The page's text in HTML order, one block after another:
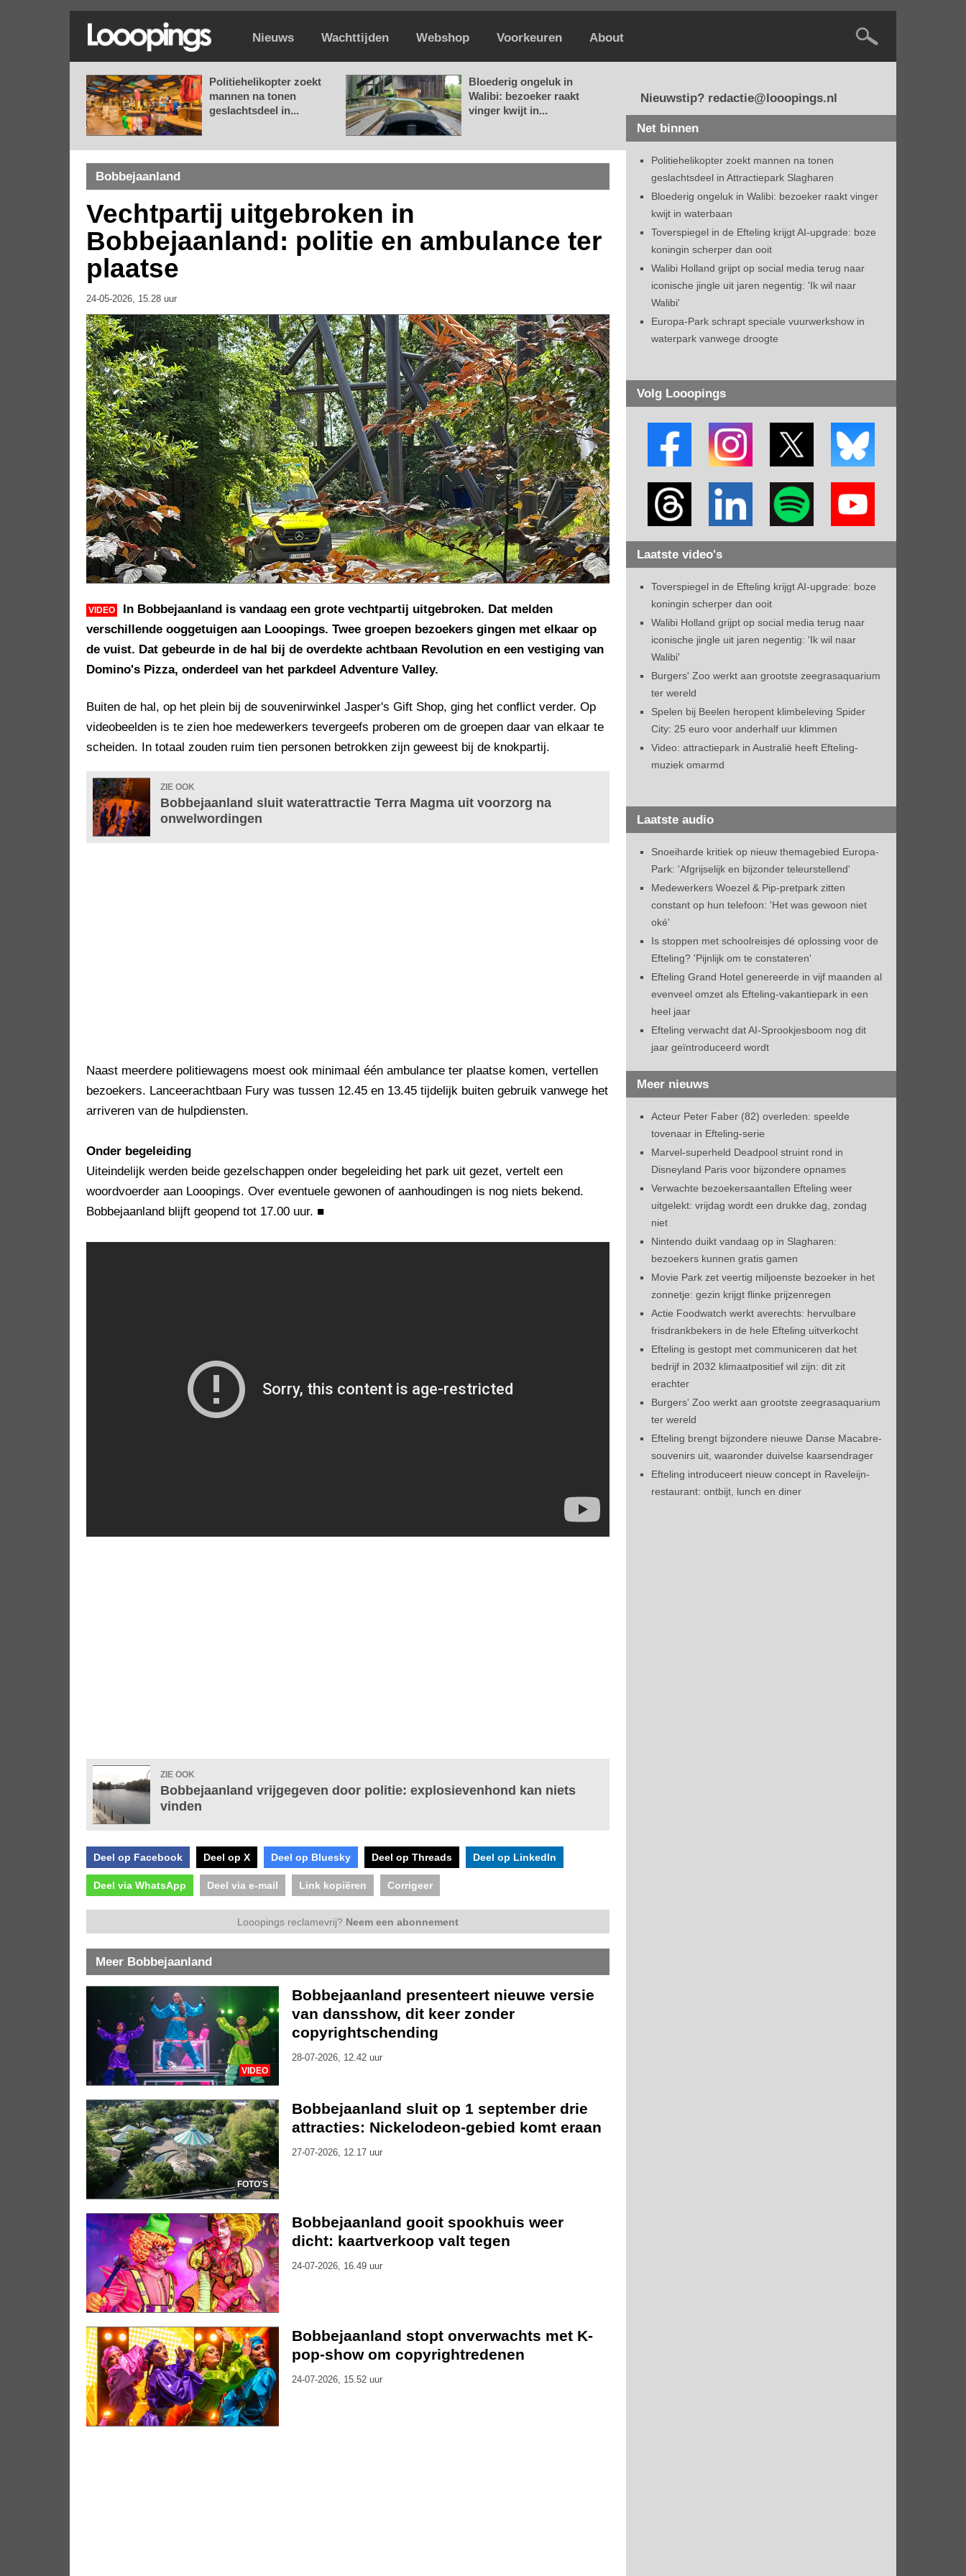
Nieuws Wachttijden Webshop Voorkeuren About
Politiehelikopter zoekt
mannen na tonen
geslachtsdeel in...
Bloederig ongeluk in
Walibi: bezoeker raakt
vinger kwijt in...
Bobbejaanland
Vechtpartij uitgebroken in
Bobbejaanland: politie en ambulance ter
plaatse
24-05-2026, 15.28 uur
VIDEO
In Bobbejaanland is vandaag een grote vechtpartij uitgebroken. Dat melden
verschillende ooggetuigen aan Looopings. Twee groepen bezoekers gingen met elkaar op
de vuist. Dat gebeurde in de hal bij de overdekte achtbaan Revolution en een vestiging van
Domino's Pizza, onderdeel van het parkdeel Adventure Valley.
Buiten de hal, op het plein bij de souvenirwinkel Jasper's Gift Shop, ging het conflict verder. Op
videobeelden is te zien hoe medewerkers tevergeefs proberen om de groepen daar van elkaar te
scheiden. In totaal zouden ruim tien personen betrokken zijn geweest bij de knokpartij.
ZIE OOK
Bobbejaanland sluit waterattractie Terra Magma uit voorzorg na
onwelwordingen
Naast meerdere politiewagens moest ook minimaal één ambulance ter plaatse komen, vertellen
bezoekers. Lanceerachtbaan Fury was tussen 12.45 en 13.45 tijdelijk buiten gebruik vanwege het
arriveren van de hulpdiensten.
Onder begeleiding
Uiteindelijk werden beide gezelschappen onder begeleiding het park uit gezet, vertelt een
woordvoerder aan Looopings. Over eventuele gewonen of aanhoudingen is nog niets bekend.
Bobbejaanland blijft geopend tot 17.00 uur. ■
ZIE OOK
Bobbejaanland vrijgegeven door politie: explosievenhond kan niets
vinden
Deel op Facebook Deel op X Deel op Bluesky Deel op Threads Deel op LinkedIn
Deel via WhatsApp Deel via e-mail Link kopiëren Corrigeer
Looopings reclamevrij? Neem een abonnement
Meer Bobbejaanland
VIDEO
Bobbejaanland presenteert nieuwe versie
van dansshow, dit keer zonder
copyrightschending
28-07-2026, 12.42 uur
FOTO'S
Bobbejaanland sluit op 1 september drie
attracties: Nickelodeon-gebied komt eraan
27-07-2026, 12.17 uur
Bobbejaanland gooit spookhuis weer
dicht: kaartverkoop valt tegen
24-07-2026, 16.49 uur
Bobbejaanland stopt onverwachts met K-
pop-show om copyrightredenen
24-07-2026, 15.52 uur
Nieuwstip? redactie@looopings.nl
Net binnen
Politiehelikopter zoekt mannen na tonen
geslachtsdeel in Attractiepark Slagharen
Bloederig ongeluk in Walibi: bezoeker raakt vinger
kwijt in waterbaan
Toverspiegel in de Efteling krijgt AI-upgrade: boze
koningin scherper dan ooit
Walibi Holland grijpt op social media terug naar
iconische jingle uit jaren negentig: 'Ik wil naar
Walibi'
Europa-Park schrapt speciale vuurwerkshow in
waterpark vanwege droogte
Volg Looopings
Laatste video's
Toverspiegel in de Efteling krijgt AI-upgrade: boze
koningin scherper dan ooit
Walibi Holland grijpt op social media terug naar
iconische jingle uit jaren negentig: 'Ik wil naar
Walibi'
Burgers' Zoo werkt aan grootste zeegrasaquarium
ter wereld
Spelen bij Beelen heropent klimbeleving Spider
City: 25 euro voor anderhalf uur klimmen
Video: attractiepark in Australië heeft Efteling-
muziek omarmd
Laatste audio
Snoeiharde kritiek op nieuw themagebied Europa-
Park: 'Afgrijselijk en bijzonder teleurstellend'
Medewerkers Woezel & Pip-pretpark zitten
constant op hun telefoon: 'Het was gewoon niet
oké'
Is stoppen met schoolreisjes dé oplossing voor de
Efteling? 'Pijnlijk om te constateren'
Efteling Grand Hotel genereerde in vijf maanden al
evenveel omzet als Efteling-vakantiepark in een
heel jaar
Efteling verwacht dat AI-Sprookjesboom nog dit
jaar geïntroduceerd wordt
Meer nieuws
Acteur Peter Faber (82) overleden: speelde
tovenaar in Efteling-serie
Marvel-superheld Deadpool struint rond in
Disneyland Paris voor bijzondere opnames
Verwachte bezoekersaantallen Efteling weer
uitgelekt: vrijdag wordt een drukke dag, zondag
niet
Nintendo duikt vandaag op in Slagharen:
bezoekers kunnen gratis gamen
Movie Park zet veertig miljoenste bezoeker in het
zonnetje: gezin krijgt flinke prijzenregen
Actie Foodwatch werkt averechts: hervulbare
frisdrankbekers in de hele Efteling uitverkocht
Efteling is gestopt met communiceren dat het
bedrijf in 2032 klimaatpositief wil zijn: dit zit
erachter
Burgers' Zoo werkt aan grootste zeegrasaquarium
ter wereld
Efteling brengt bijzondere nieuwe Danse Macabre-
souvenirs uit, waaronder duivelse kaarsendrager
Efteling introduceert nieuw concept in Raveleijn-
restaurant: ontbijt, lunch en diner